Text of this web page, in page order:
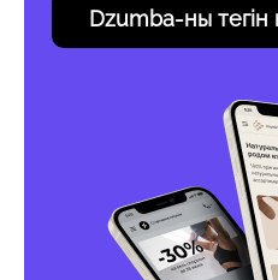
Dzumba-ны тегін